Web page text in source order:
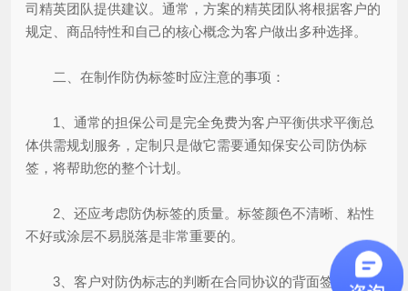
司精英团队提供建议。通常，方案的精英团队将根据客户的
规定、商品特性和自己的核心概念为客户做出多种选择。
二、在制作防伪标签时应注意的事项：
1、通常的担保公司是完全免费为客户平衡供求平衡总
体供需规划服务，定制只是做它需要通知保安公司防伪标
签，将帮助您的整个计划。
2、还应考虑防伪标签的质量。标签颜色不清晰、粘性
不好或涂层不易脱落是非常重要的。
3、客户对防伪标志的判断在合同协议的背面签字，明